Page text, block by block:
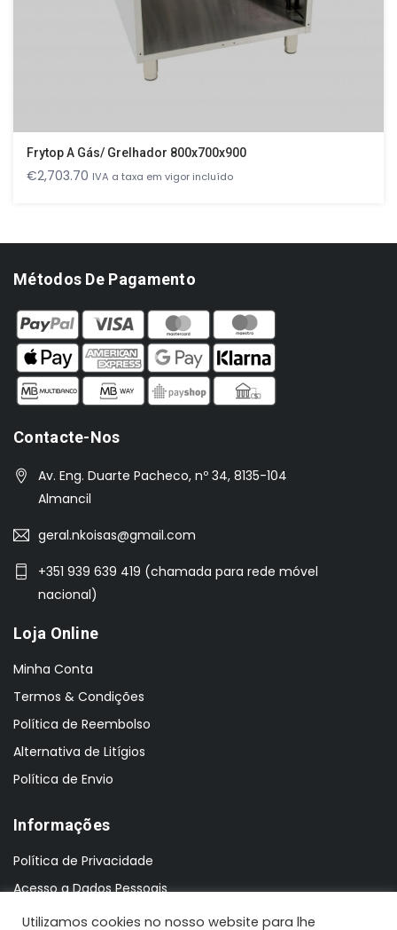
Frytop A Gás/ Grelhador 800x700x900
€2,703.70 IVA a taxa em vigor incluído
Métodos De Pagamento
Contacte-Nos
Av. Eng. Duarte Pacheco, nº 34, 8135-104
Almancil
geral.nkoisas@gmail.com
+351 939 639 419 (chamada para rede móvel
nacional)
Loja Online
Minha Conta
Termos & Condições
Política de Reembolso
Alternativa de Litígios
Política de Envio
Informações
Política de Privacidade
Acesso a Dados Pessoais
Utilizamos cookies no nosso website para lhe